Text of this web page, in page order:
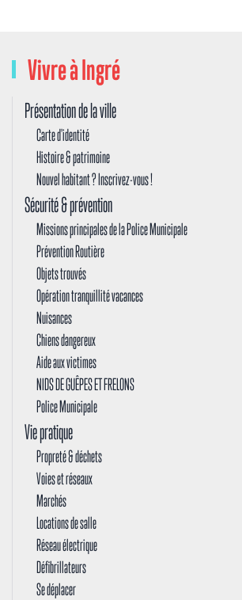
Vivre à Ingré
Présentation de la ville
Carte d'identité
Histoire & patrimoine
Nouvel habitant ? Inscrivez-vous !
Sécurité & prévention
Missions principales de la Police Municipale
Prévention Routière
Objets trouvés
Opération tranquillité vacances
Nuisances
Chiens dangereux
Aide aux victimes
NIDS DE GUÊPES ET FRELONS
Police Municipale
Vie pratique
Propreté & déchets
Voies et réseaux
Marchés
Locations de salle
Réseau électrique
Défibrillateurs
Se déplacer